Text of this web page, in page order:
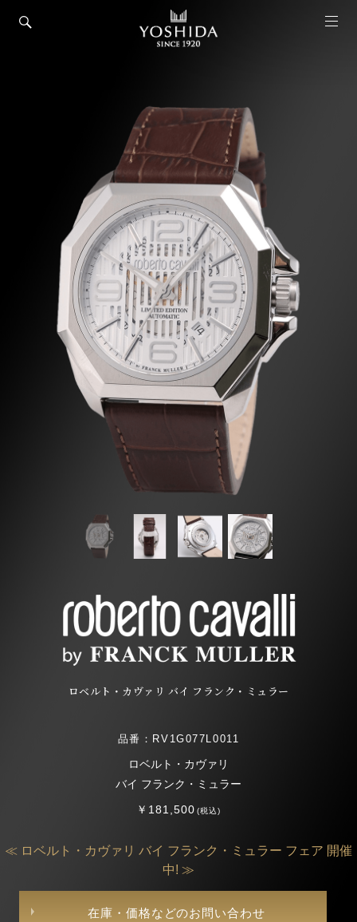
ロベルト・カヴァリ バイ フランク・ミュラー
品番：RV1G077L0011
ロベルト・カヴァリ
バイ フランク・ミュラー
￥181,500(税込)
≪ ロベルト・カヴァリ バイ フランク・ミュラー フェア 開催
中! ≫
在庫・価格などのお問い合わせ